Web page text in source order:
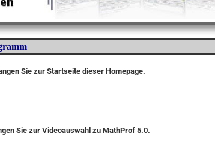
Sie zur Startseite dieser Homepage.
Sie zur Videoauswahl zu MathProf 5.0.